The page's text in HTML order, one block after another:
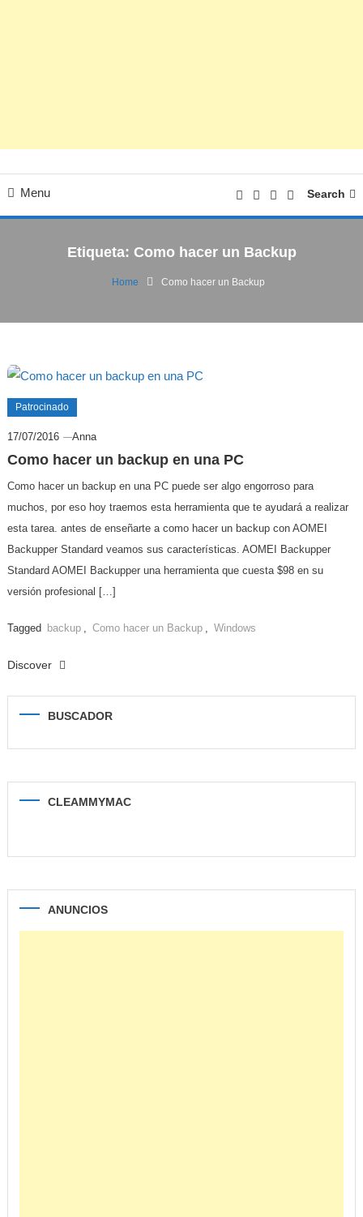
Menu Search
Etiqueta: Como hacer un Backup
Home Como hacer un Backup
Patrocinado
17/07/2016 Anna
Como hacer un backup en una PC
Como hacer un backup en una PC puede ser algo engorroso para
muchos, por eso hoy traemos esta herramienta que te ayudará a realizar
esta tarea. antes de enseñarte a como hacer un backup con AOMEI
Backupper Standard veamos sus características. AOMEI Backupper
Standard AOMEI Backupper una herramienta que cuesta $98 en su
versión profesional […]
Tagged backup Como hacer un Backup Windows
Discover
BUSCADOR
CLEAMMYMAC
ANUNCIOS